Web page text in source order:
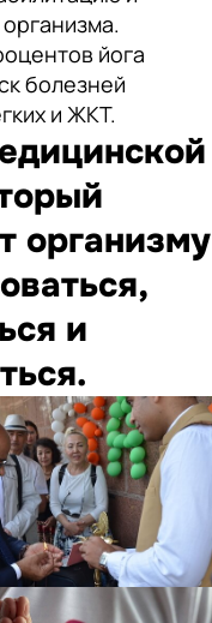
йога
болезней
и ЖКТ.
организму
и